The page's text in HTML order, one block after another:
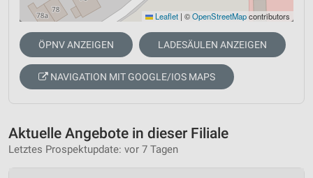
Leaflet | ©OpenStreetMapcontributors
ÖPNV ANZEIGEN LADESÄULEN ANZEIGEN
NAVIGATION MIT GOOGLE/IOS MAPS
Aktuelle Angebote in dieser Filiale
Letztes Prospektupdate: vor 7 Tagen